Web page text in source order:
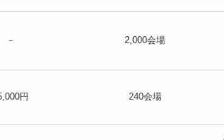
－ 2,000会場
円 240会場